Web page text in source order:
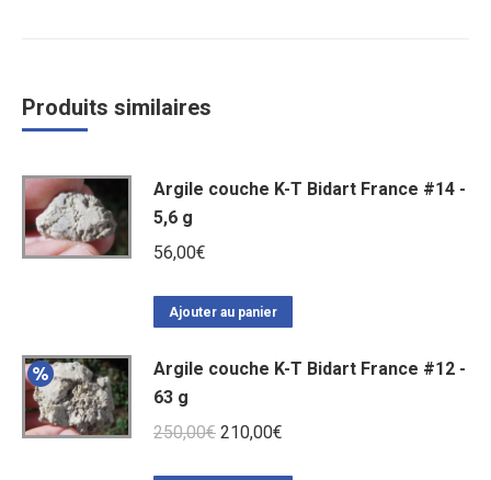
Produits similaires
Argile couche K-T Bidart France #14 -
5,6 g
56,00€
Ajouter au panier
Argile couche K-T Bidart France #12 -
63 g
250,00€ Le
210,00€